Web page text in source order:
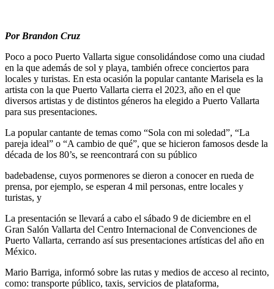
Por Brandon Cruz
Poco a poco Puerto Vallarta sigue consolidándose como una ciudad
en la que además de sol y playa, también ofrece conciertos para
locales y turistas. En esta ocasión la popular cantante Marisela es la
artista con la que Puerto Vallarta cierra el 2023, año en el que
diversos artistas y de distintos géneros ha elegido a Puerto Vallarta
para sus presentaciones.
La popular cantante de temas como “Sola con mi soledad”, “La
pareja ideal” o “A cambio de qué”, que se hicieron famosos desde la
década de los 80’s, se reencontrará con su público
badebadense, cuyos pormenores se dieron a conocer en rueda de
prensa, por ejemplo, se esperan 4 mil personas, entre locales y
turistas, y
La presentación se llevará a cabo el sábado 9 de diciembre en el
Gran Salón Vallarta del Centro Internacional de Convenciones de
Puerto Vallarta, cerrando así sus presentaciones artísticas del año en
México.
Mario Barriga, informó sobre las rutas y medios de acceso al recinto,
como: transporte público, taxis, servicios de plataforma,